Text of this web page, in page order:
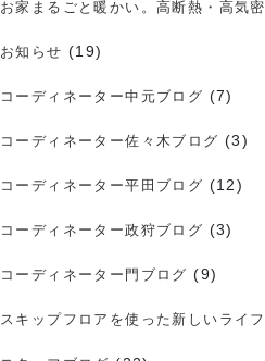
お家まるごと暖かい。高断熱・高気密
お知らせ (19)
コーディネーター中元ブログ (7)
コーディネーター佐々木ブログ (3)
コーディネーター平田ブログ (12)
コーディネーター政狩ブログ (3)
コーディネーター門ブログ (9)
スキップフロアを使った新しいライ